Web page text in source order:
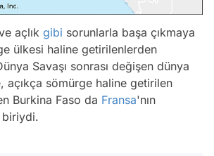
açlık gibi sorunlarla başa çıkmaya
ülkesi haline getirilenlerden
Savaşı sonrası değişen dünya
açıkça sömürge haline getirilen
Burkina Faso da Fransa'nın
biriydi.